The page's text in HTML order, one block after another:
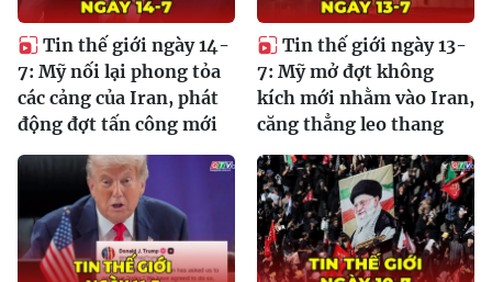
Tin thế giới ngày 14-
7: Mỹ nối lại phong tỏa
các cảng của Iran, phát
động đợt tấn công mới
Tin thế giới ngày 13-
7: Mỹ mở đợt không
kích mới nhằm vào Iran,
căng thẳng leo thang